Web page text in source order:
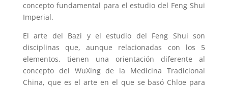
concepto fundamental para el estudio del Feng Shui
Imperial.
El arte del Bazi y el estudio del Feng Shui son
disciplinas que, aunque relacionadas con los 5
elementos, tienen una orientación diferente al
concepto del WuXing de la Medicina Tradicional
China, que es el arte en el que se basó Chloe para